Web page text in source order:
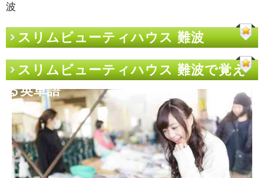
波
スリムビューティハウス 難波
スリムビューティハウス 難波で覚え
る英単語